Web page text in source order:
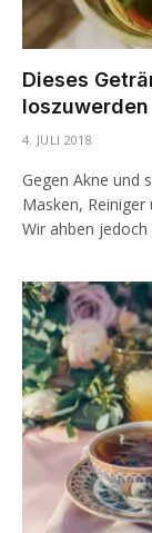
Dieses
loszuwerden
4. JULI 2018
Gegen Akne und
Masken,
Wir ahben